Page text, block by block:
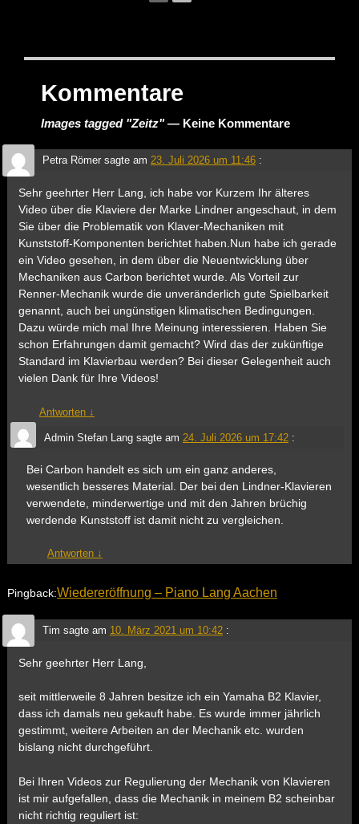
Kommentare
Images tagged "Zeitz"— Keine Kommentare
Petra Römersagte am 23. Juli 2026 um 11:46 :
Sehr geehrter Herr Lang, ich habe vor Kurzem Ihr älteres
Video über die Klaviere der Marke Lindner angeschaut, in dem
Sie über die Problematik von Klaver-Mechaniken mit
Kunststoff-Komponenten berichtet haben.Nun habe ich gerade
ein Video gesehen, in dem über die Neuentwicklung über
Mechaniken aus Carbon berichtet wurde. Als Vorteil zur
Renner-Mechanik wurde die unveränderlich gute Spielbarkeit
genannt, auch bei ungünstigen klimatischen Bedingungen.
Dazu würde mich mal Ihre Meinung interessieren. Haben Sie
schon Erfahrungen damit gemacht? Wird das der zukünftige
Standard im Klavierbau werden? Bei dieser Gelegenheit auch
vielen Dank für Ihre Videos!
Antworten ↓
Admin Stefan Langsagte am 24. Juli 2026 um 17:42 :
Bei Carbon handelt es sich um ein ganz anderes,
wesentlich besseres Material. Der bei den Lindner-Klavieren
verwendete, minderwertige und mit den Jahren brüchig
werdende Kunststoff ist damit nicht zu vergleichen.
Antworten ↓
Pingback:Wiedereröffnung – Piano Lang Aachen
Tim sagte am 10. März 2021 um 10:42 :
Sehr geehrter Herr Lang,
seit mittlerweile 8 Jahren besitze ich ein Yamaha B2 Klavier,
dass ich damals neu gekauft habe. Es wurde immer jährlich
gestimmt, weitere Arbeiten an der Mechanik etc. wurden
bislang nicht durchgeführt.
Bei Ihren Videos zur Regulierung der Mechanik von Klavieren
ist mir aufgefallen, dass die Mechanik in meinem B2 scheinbar
nicht richtig reguliert ist: